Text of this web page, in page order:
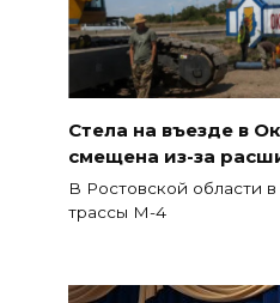
Стела на въезде в
смещена из-за
В Ростовской области
трассы М-4